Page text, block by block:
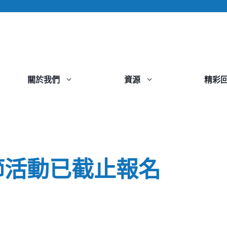
關於我們 資源 精彩
動已截止報名